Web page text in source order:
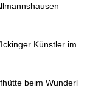
Künstler im
beim Wunderl